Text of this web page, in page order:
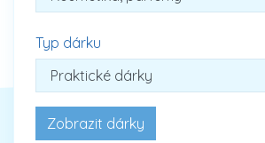
Typ dárku